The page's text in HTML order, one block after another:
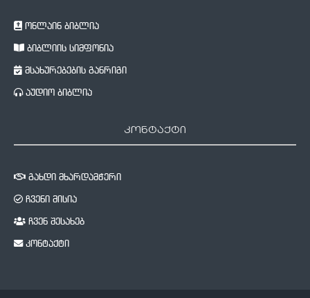
ონლაინ ბიბლია
ბიბლიის სიმფონია
მსახურებების განრიგი
აუდიო ბიბლია
კონტაქტი
გახდი მხარდამჭერი
ჩვენი მისია
ჩვენ შესახებ
კონტაქტი